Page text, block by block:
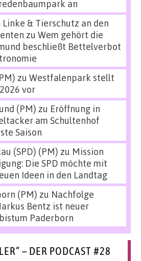
an
& Tierschutz an den
zu Wem gehört die
beschließt Bettelverbot
zu Westfalenpark stellt
vor
(PM) zu Eröffnung in
am Schultenhof
Saison
(SPD) (PM) zu Mission
Die SPD möchte mit
Ideen in den Landtag
(PM) zu Nachfolge
Bentz ist neuer
Paderborn
– DER PODCAST #28